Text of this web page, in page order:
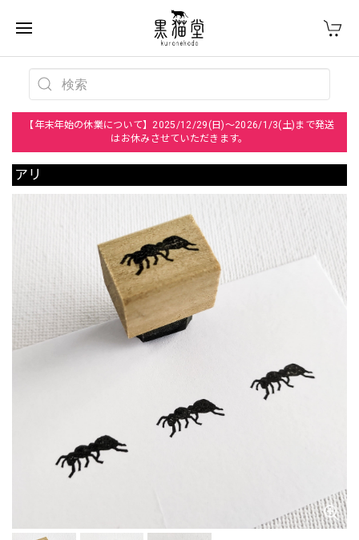
【年末年始の休業について】2025/12/29(日)～2026/1/3(土)まで発送
はお休みさせていただきます。
アリ